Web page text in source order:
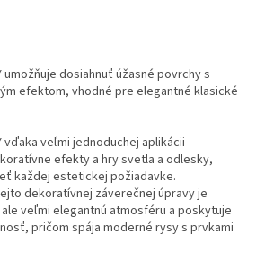
umožňuje dosiahnuť úžasné povrchy s
efektom, vhodné pre elegantné klasické
vďaka veľmi jednoduchej aplikácii
efekty a hry svetla a odlesky,
každej estetickej požiadavke.
dekoratívnej záverečnej úpravy je
veľmi elegantnú atmosféru a poskytuje
pričom spája moderné rysy s prvkami